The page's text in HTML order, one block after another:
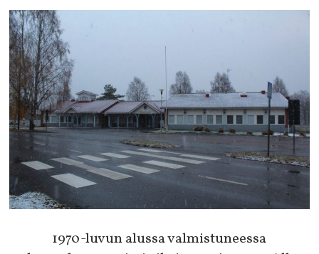
1970-luvun alussa valmistuneessa